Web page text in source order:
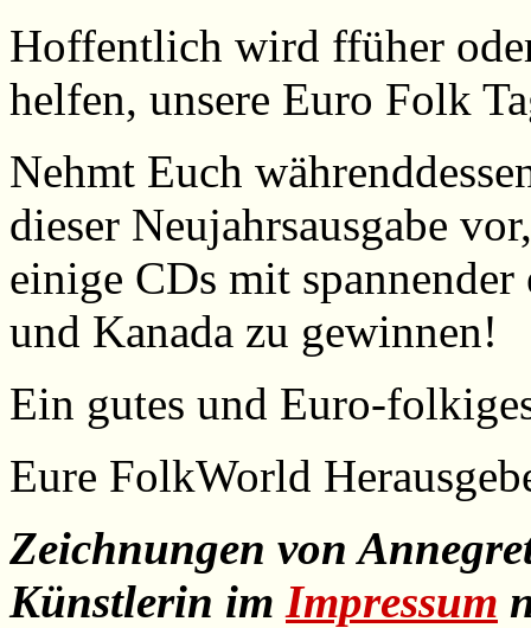
Hoffentlich wird ffüher
helfen, unsere Euro Folk
Nehmt Euch
dieser Neujahrsausgabe
einige CDs mit
und Kanada zu gewinnen!
Ein gutes und Euro-
Eure FolkWorld
Zeichnungen von
Künstlerin im Impressum